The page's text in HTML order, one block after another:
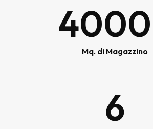
4000
Mq. di Magazzino
6